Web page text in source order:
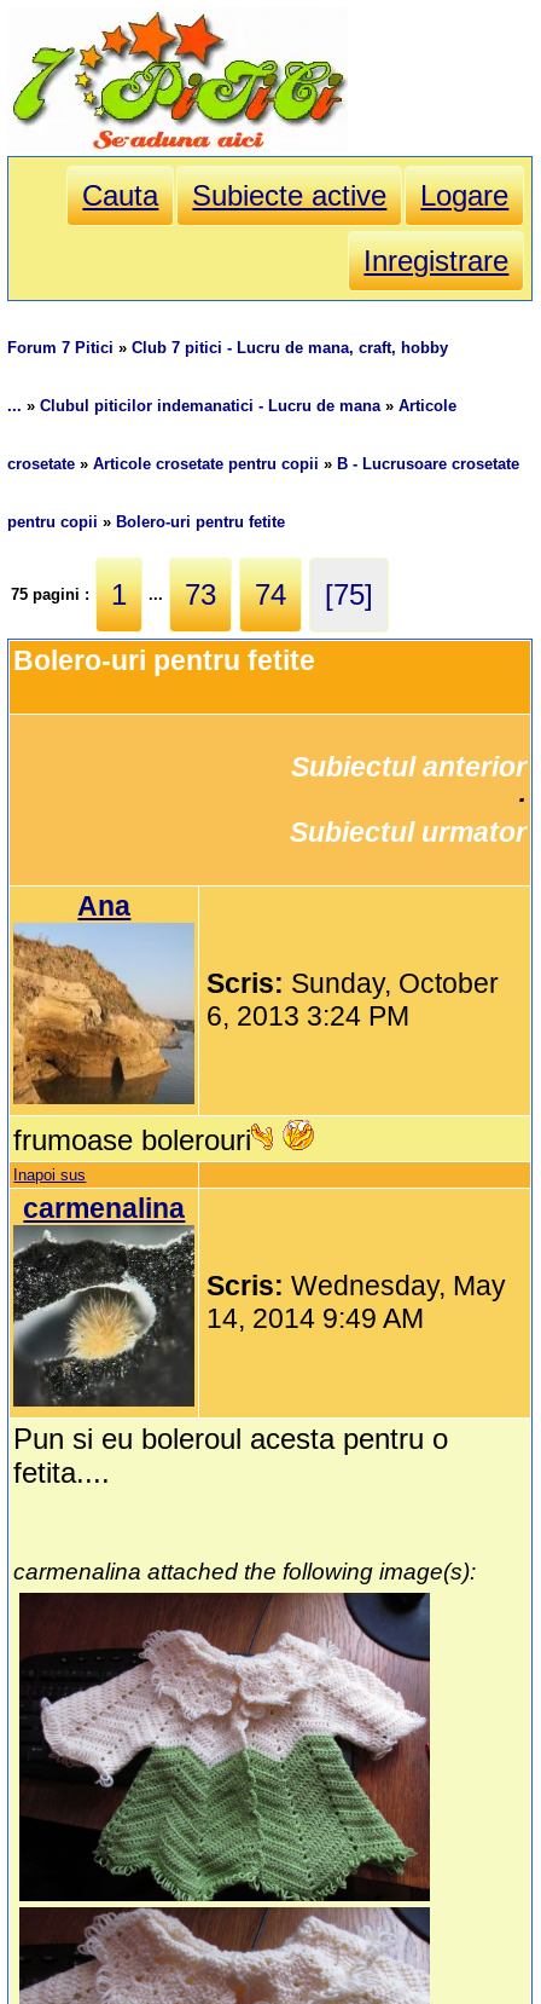
Cauta Subiecte active
Logare
Inregistrare
Forum 7 Pitici »Club 7 pitici - Lucru de mana, craft, hobby
... »Clubul piticilor indemanatici - Lucru de mana»Articole
crosetate »Articole crosetate pentru copii » B - Lucrusoare crosetate
pentru copii » Bolero-uri pentru fetite
75 pagini : 1 ... 73 74 [75]
Bolero-uri pentru fetite
Subiectul anterior
Subiectul urmator
Ana
Scris: Sunday, October
6, 2013 3:24 PM
frumoase bolerouri
Inapoi sus
carmenalina
Scris:Wednesday, May
14, 2014 9:49 AM
Pun si eu boleroul acesta pentru o
fetita....
carmenalina attached the following image(s):